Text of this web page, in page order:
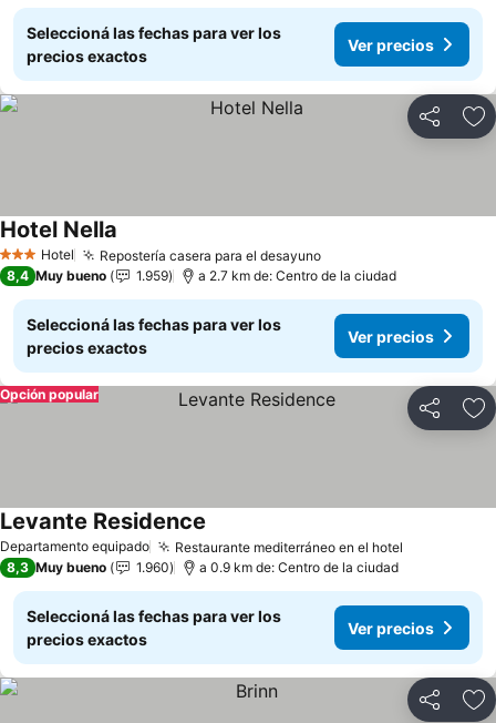
Seleccioná las fechas para ver los
precios exactos
Ver precios
Compartir
3 Estrellas
Hotel Repostería casera para el desayunoVer precios
Hotel Nella
8,4 Muy bueno 1.959 a 2.7 km de: Centro de la ciudad
Seleccioná las fechas para ver los
precios exactos
Ver precios
Compartir
Opción popular
Departamento equipado Restaurante mediterráneo en el hotel
Levante Residence
8,3 Muy bueno 1.960 a 0.9 km de: Centro de la ciudad
Seleccioná las fechas para ver los
precios exactos
Ver precios
Compartir